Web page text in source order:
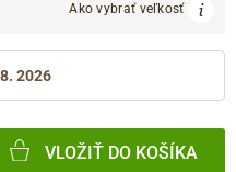
Ako vybrať veľkosť
2026
VLOŽIŤ DO KOŠÍKA